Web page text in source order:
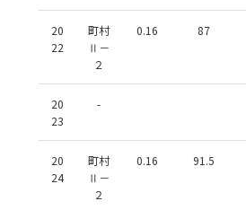
20
22
町村
Ⅱ－
２
0.16 87
20
23
-
20
24
町村
Ⅱ－
２
0.16 91.5